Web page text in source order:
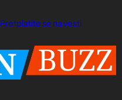
Pretplatite se na vesti